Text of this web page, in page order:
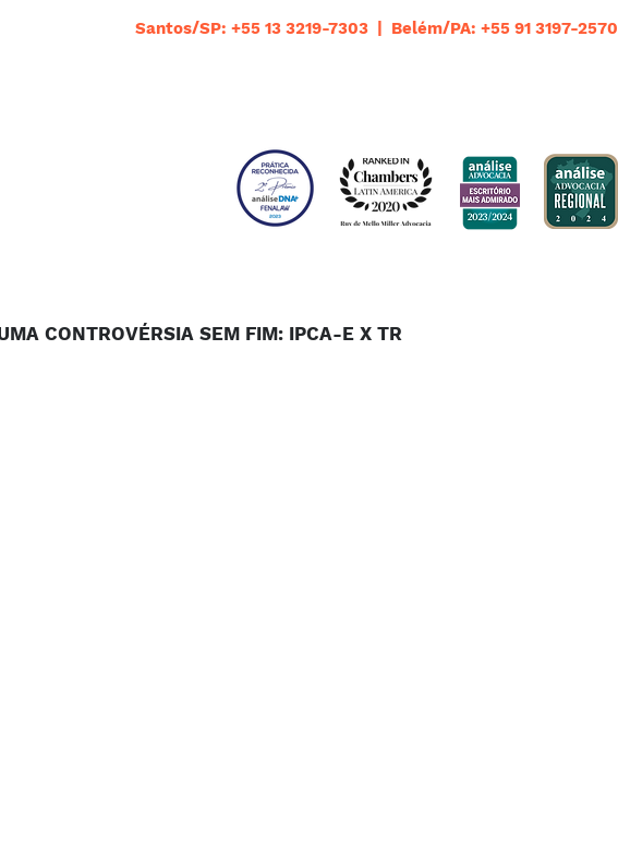
Santos/SP: +55 13 3219-7303 | Belém/PA: +55 91 3197-2570
CONTROVÉRSIA SEM FIM: IPCA-E X TR